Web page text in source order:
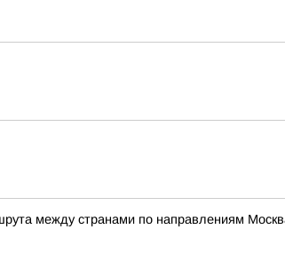
между странами по направлениям